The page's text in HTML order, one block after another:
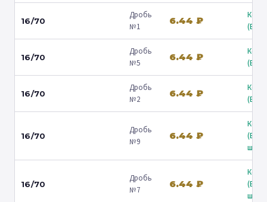
16/70
Дробь
№1
6.44 ₽
16/70
Дробь
№5
6.44 ₽
16/70
Дробь
№2
6.44 ₽
16/70
Дробь
№9
6.44 ₽
ш.) ↗
16/70
Дробь
№7
6.44 ₽
ш.) ↗